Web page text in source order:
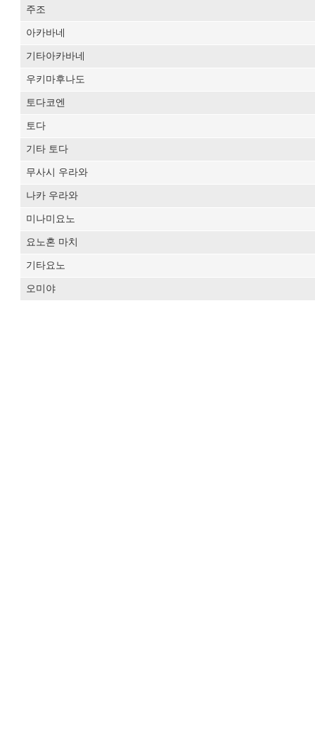
주조
아카바네
기타아카바네
우키마후나도
토다코엔
토다
기타 토다
무사시 우라와
나카 우라와
미나미요노
요노혼 마치
기타요노
오미야